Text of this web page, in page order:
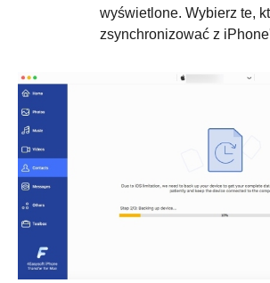
wyświetlone. Wybierz te,
zsynchronizować z